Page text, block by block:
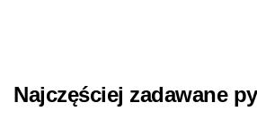
Najczęściej zadawane